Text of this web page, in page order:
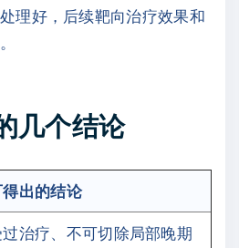
理好，后续靶向治疗效果和
几个结论
出的结论
治疗、不可切除局部晚期